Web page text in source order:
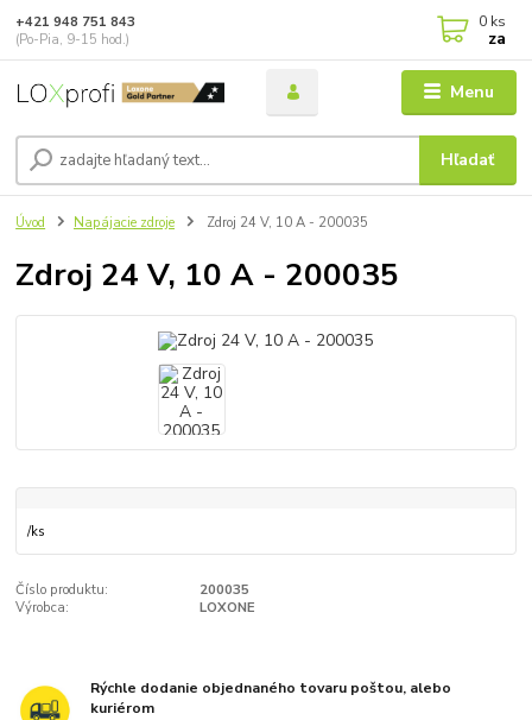
Menu
Hľadať
+421 948 751 843
(Po-Pia, 9-15 hod.)
0 ks
za
Úvod Napájacie zdroje Zdroj 24 V, 10 A - 200035
Zdroj 24 V, 10 A - 200035
/ks
Číslo produktu:
200035
Výrobca:
LOXONE
Rýchle dodanie objednaného tovaru poštou, alebo
kuriérom